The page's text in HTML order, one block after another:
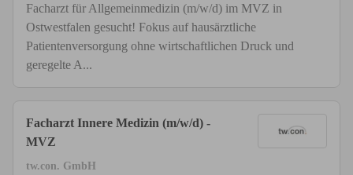
Facharzt für Allgemeinmedizin (m/w/d) im MVZ in
Ostwestfalen gesucht! Fokus auf hausärztliche
Patientenversorgung ohne wirtschaftlichen Druck und
geregelte A...
Facharzt Innere Medizin (m/w/d) -
MVZ
tw.con. GmbH